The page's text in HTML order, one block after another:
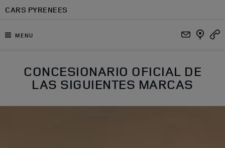
Ir al contenido principal
CARS PYRENEES
MENU
CONCESIONARIO OFICIAL DE
LAS SIGUIENTES MARCAS